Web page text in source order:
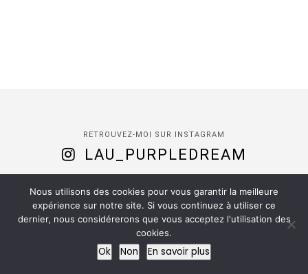
RETROUVEZ-MOI SUR INSTAGRAM
LAU_PURPLEDREAM
Purple Dream| Installed by
ACCUEIL À PROPOS CONTACT
Nous utilisons des cookies pour vous garantir la meilleure
expérience sur notre site. Si vous continuez à utiliser ce
dernier, nous considérerons que vous acceptez l'utilisation des
cookies.
Ok Non En savoir plus